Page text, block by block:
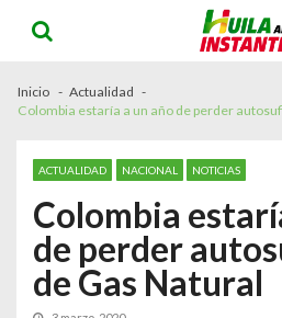
navigation
content
Inicio
Actualidad
Colombia estaría a un año de perder
ACTUALIDAD NACIONAL NOTICIAS
Colombia
de perder
de Gas Natural